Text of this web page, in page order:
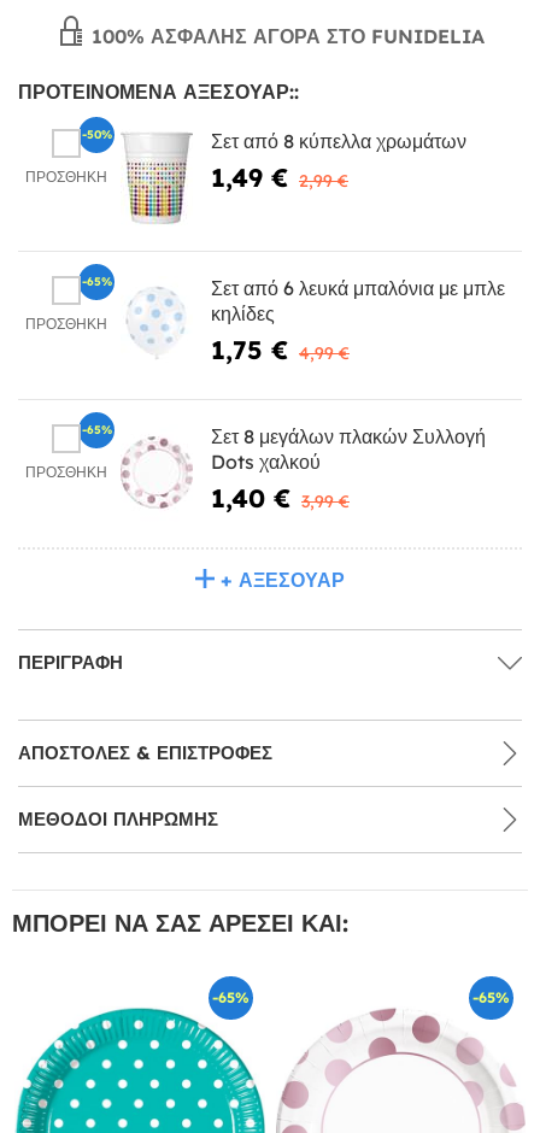
100% ΑΣΦΑΛΉΣ ΑΓΟΡΆ ΣΤΟ FUNIDELIA
ΠΡΟΤΕΙΝΌΜΕΝΑ ΑΞΕΣΟΥΆΡ::
ΠΡΟΣΘΉΚΗ
Σετ από 8 κύπελλα χρωμάτων
1,49 € 2,99 €
-50%
ΠΡΟΣΘΉΚΗ
Σετ από 6 λευκά μπαλόνια με μπλε
κηλίδες
1,75 € 4,99 €
-65%
ΠΡΟΣΘΉΚΗ
Σετ 8 μεγάλων πλακών Συλλογή
Dots χαλκού
1,40 € 3,99 €
-65%
+ ΑΞΕΣΟΥΆΡ
ΠΕΡΙΓΡΑΦΉ
ΑΠΟΣΤΟΛΈΣ & ΕΠΙΣΤΡΟΦΈΣ
ΜΕΘΌΔΟΙ ΠΛΗΡΩΜΉΣ
ΜΠΟΡΕΊ ΝΑ ΣΑΣ ΑΡΈΣΕΙ ΚΑΙ:
-65% -65%